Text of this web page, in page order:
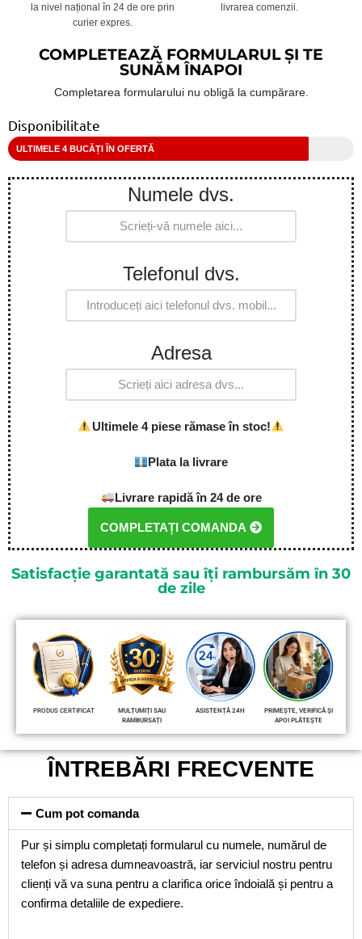
la nivel național în 24 de ore prin
curier expres.
livrarea comenzii.
COMPLETEAZĂ FORMULARUL ȘI TE
SUNĂM ÎNAPOI
Completarea formularului nu obligă la cumpărare.
Disponibilitate
ULTIMELE 4 BUCĂȚI ÎN OFERTĂ
Numele dvs.
Telefonul dvs.
Adresa
Ultimele 4 piese rămase în stoc!
Plata la livrare
Livrare rapidă în 24 de ore
COMPLETAȚI COMANDA
Satisfacție garantată sau îți rambursăm în 30
de zile
PRODUS CERTIFICAT
MULȚUMIȚI SAU
RAMBURSAȚI
ASISTENȚĂ 24H
PRIMEȘTE, VERIFICĂ ȘI
APOI PLĂTEȘTE
ÎNTREBĂRI FRECVENTE
Cum pot comanda
Pur și simplu completați formularul cu numele, numărul de
telefon și adresa dumneavoastră, iar serviciul nostru pentru
clienți vă va suna pentru a clarifica orice îndoială și pentru a
confirma detaliile de expediere.